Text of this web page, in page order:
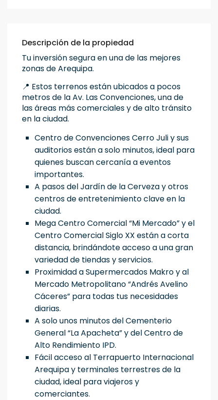
Descripción de la propiedad
Tu inversión segura en una de las mejores
zonas de Arequipa.
📍 Estos terrenos están ubicados a pocos
metros de la Av. Las Convenciones, una de
las áreas más comerciales y de alto tránsito
en la ciudad.
Centro de Convenciones Cerro Juli y sus
auditorios están a solo minutos, ideal para
quienes buscan cercanía a eventos
importantes.
A pasos del Jardín de la Cerveza y otros
centros de entretenimiento clave en la
ciudad.
Mega Centro Comercial “Mi Mercado” y el
Centro Comercial Siglo XX están a corta
distancia, brindándote acceso a una gran
variedad de tiendas y servicios.
Proximidad a Supermercados Makro y al
Mercado Metropolitano “Andrés Avelino
Cáceres” para todas tus necesidades
diarias.
A solo unos minutos del Cementerio
General “La Apacheta” y del Centro de
Alto Rendimiento IPD.
Fácil acceso al Terrapuerto Internacional
Arequipa y terminales terrestres de la
ciudad, ideal para viajeros y
comerciantes.